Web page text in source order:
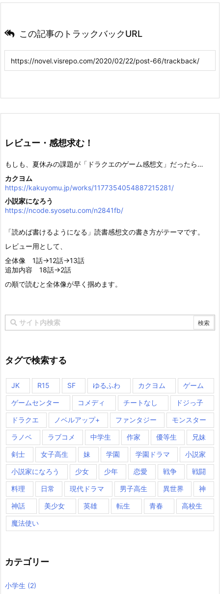
この記事のトラックバックURL
レビュー・感想求む！
もしも、夏休みの課題が「ドラクエのゲーム感想文」だったら…
カクヨム
https://kakuyomu.jp/works/1177354054887215281/
小説家になろう
https://ncode.syosetu.com/n2841fb/
「読めば書けるようになる」読書感想文の書き方がテーマです。
レビュー用として、
全体像 1話→12話→13話
追加内容 18話→2話
の順で読むと全体像が早く掴めます。
タグで検索する
JK R15 SF ゆるふわ カクヨム ゲーム
ゲームセンター コメディ チートなし ドジっ子
ドラクエ ノベルアップ+ ファンタジー モンスター
ラノベ ラブコメ 中学生 作家 優等生 兄妹
剣士 女子高生 妹 学園 学園ドラマ 小説家
小説家になろう 少女 少年 恋愛 戦争 戦闘
料理 日常 現代ドラマ 男子高生 異世界 神
神話 美少女 英雄 転生 青春 高校生
魔法使い
カテゴリー
小学生 (2)